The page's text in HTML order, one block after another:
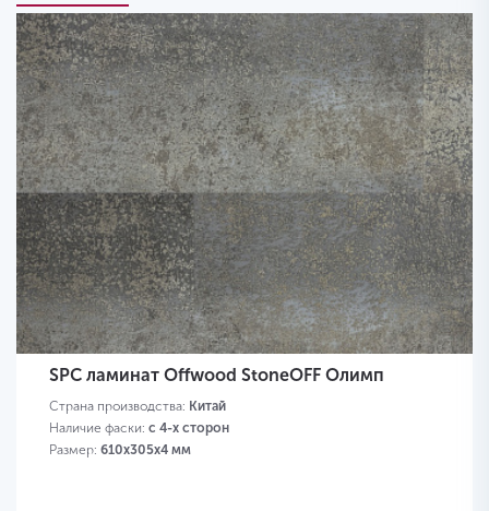
SPC ламинат Offwood StoneOFF Олимп
Страна производства: Китай
Наличие фаски: с 4-х сторон
Размер: 610х305х4 мм